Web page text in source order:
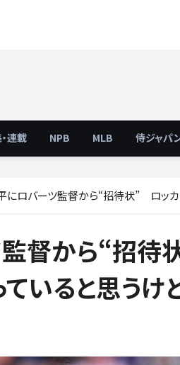
連載 NPB MLB 侍ジャパ
ロバーツ監督から“招待状” ロッカーで祝福
督から“招
いると思うけ